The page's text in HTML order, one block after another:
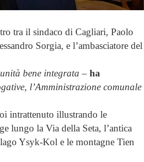
tra il sindaco di Cagliari, Paolo
Sorgia, e l’ambasciatore del
bene integrata – ha
l’Amministrazione comunale
intrattenuto illustrando le
lungo la Via della Seta, l’antica
Ysyk-Kol e le montagne Tien